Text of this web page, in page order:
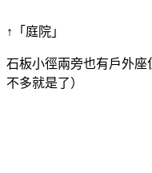
↑「庭院 」
石板小徑兩旁也有戶外
不多就是了）